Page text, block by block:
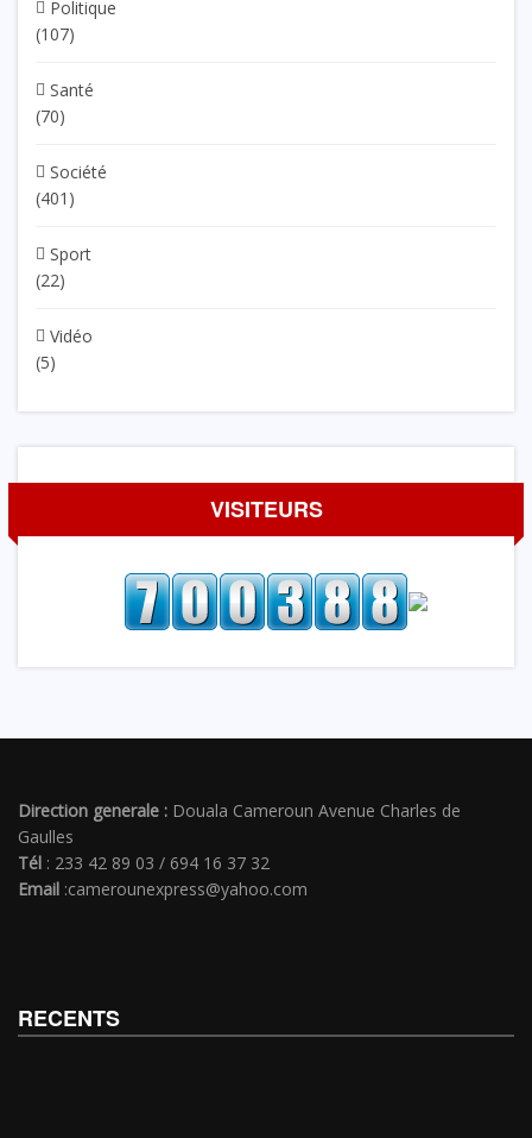
Politique
(107)
Santé
(70)
Société
(401)
Sport
(22)
Vidéo
(5)
VISITEURS
Direction generale : Douala Cameroun Avenue Charles de
Gaulles
Tél : 233 42 89 03 / 694 16 37 32
Email :camerounexpress@yahoo.com
RECENTS